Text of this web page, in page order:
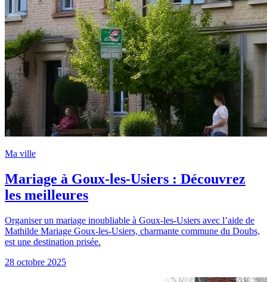
Ma ville
Mariage à Goux-les-Usiers : Découvrez
les meilleures
Organiser un mariage inoubliable à Goux-les-Usiers avec l’aide de
Mathilde Mariage Goux-les-Usiers, charmante commune du Doubs,
est une destination prisée.
28 octobre 2025